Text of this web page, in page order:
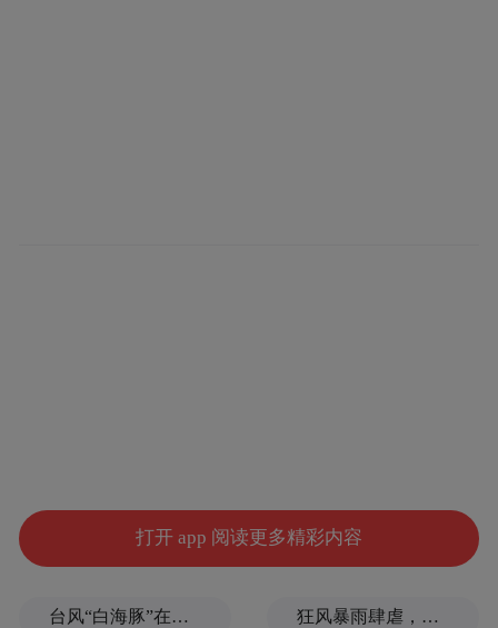
（作者为中国国际问题研究院发展中国家研
究所所长）
打开 app 阅读更多精彩内容
台风“白海豚”在浙江玉环登陆，大片树木被吹倒 狂风暴雨肆虐，台州一家电厂遭受猛烈冲击